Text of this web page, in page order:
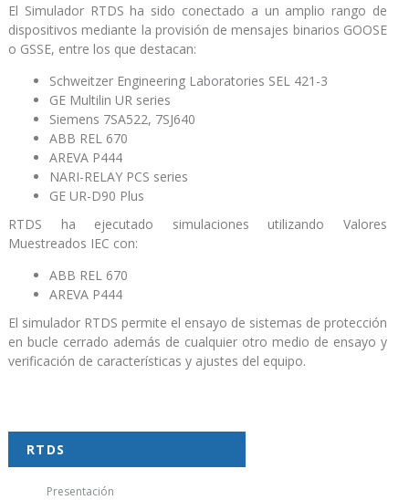
El Simulador RTDS ha sido conectado a un amplio rango de
dispositivos mediante la provisión de mensajes binarios GOOSE
o GSSE, entre los que destacan:
Schweitzer Engineering Laboratories SEL 421-3
GE Multilin UR series
Siemens 7SA522, 7SJ640
ABB REL 670
AREVA P444
NARI-RELAY PCS series
GE UR-D90 Plus
RTDS ha ejecutado simulaciones utilizando Valores
Muestreados IEC con:
ABB REL 670
AREVA P444
El simulador RTDS permite el ensayo de sistemas de protección
en bucle cerrado además de cualquier otro medio de ensayo y
verificación de características y ajustes del equipo.
RTDS
Presentación